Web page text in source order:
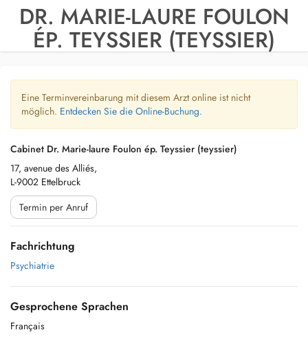
DR. MARIE-LAURE FOULON
ÉP. TEYSSIER (TEYSSIER)
Eine Terminvereinbarung mit diesem Arzt online ist nicht
möglich. Entdecken Sie die Online-Buchung.
Cabinet Dr. Marie-laure Foulon ép. Teyssier (teyssier)
17, avenue des Alliés,
L-9002 Ettelbruck
Termin per Anruf
Fachrichtung
Psychiatrie
Gesprochene Sprachen
Français